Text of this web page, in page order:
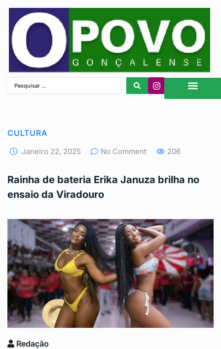
CULTURA
Janeiro 22, 2025 No Comment 206
Rainha de bateria Erika Januza brilha no
ensaio da Viradouro
Redação